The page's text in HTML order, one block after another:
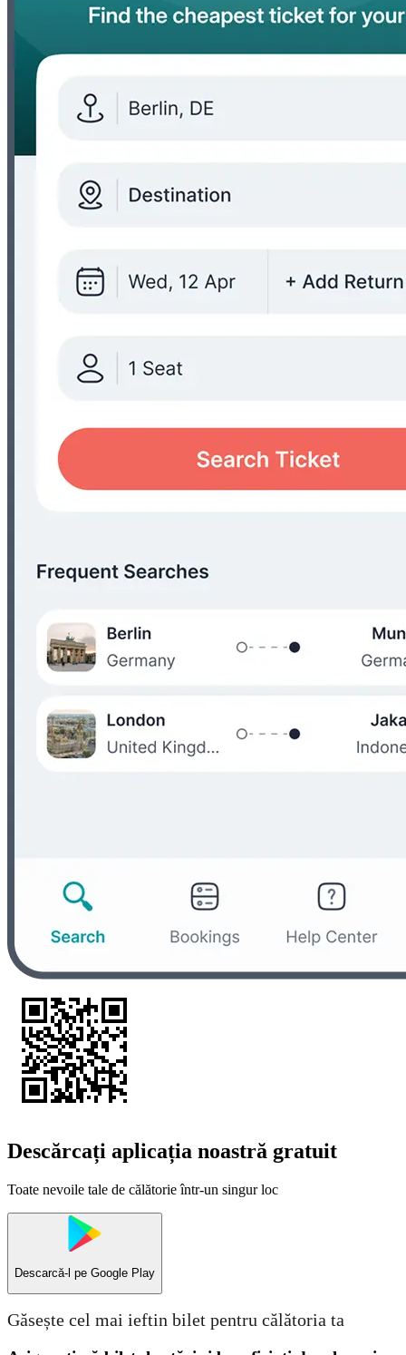
Descărcați aplicația noastră gratuit
Toate nevoile tale de călătorie într-un singur loc
Descarcă-l pe Google Play
Găsește cel mai ieftin bilet pentru călătoria ta